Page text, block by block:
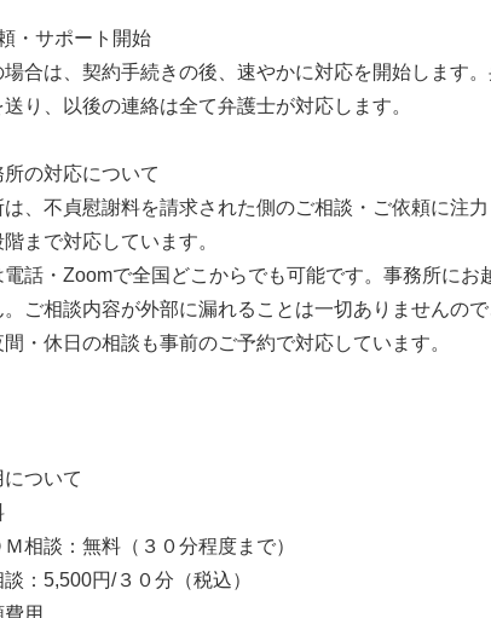
・サポート開始
場合は、契約手続きの後、速やかに対応を開始します
り、以後の連絡は全て弁護士が対応します。
の対応について
は、不貞慰謝料を請求された側のご相談・ご依頼に注
まで対応しています。
電話・Zoomで全国どこからでも可能です。事務所にお
。ご相談内容が外部に漏れることは一切ありませんの
間・休日の相談も事前のご予約で対応しています。
ついて
Ｍ相談：無料（３０分程度まで）
談：5,500円/３０分（税込）
用